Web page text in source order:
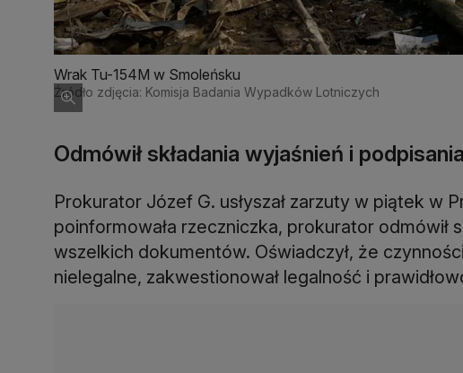
Wrak Tu-154M w Smoleńsku
Źródło zdjęcia: Komisja Badania Wypadków Lotniczych
Odmówił składania wyjaśnień i
Prokurator Józef G. usłyszał zarzuty w piątek w
poinformowała rzeczniczka, prokurator odmówił
wszelkich dokumentów. Oświadczył, że
nielegalne, zakwestionował legalność i